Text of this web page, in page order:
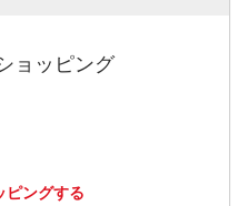
ョッピング
ピングする